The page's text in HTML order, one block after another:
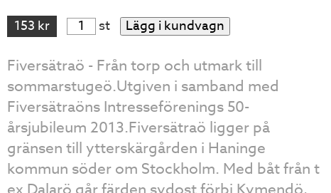
153 kr st Lägg i kundvagn
Fiversätraö - Från torp och utmark till
sommarstugeö.Utgiven i samband med
Fiversätraöns Intresseförenings 50-
årsjubileum 2013.Fiversätraö ligger på
gränsen till ytterskärgården i Haninge
kommun söder om Stockholm. Med båt från t
ex Dalarö går färden sydost förbi Kymendö,